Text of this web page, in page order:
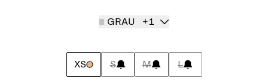
GRAU +1
XS S M L